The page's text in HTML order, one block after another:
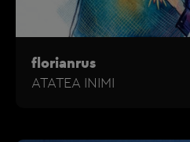
florianrus
ATATEA INIMI